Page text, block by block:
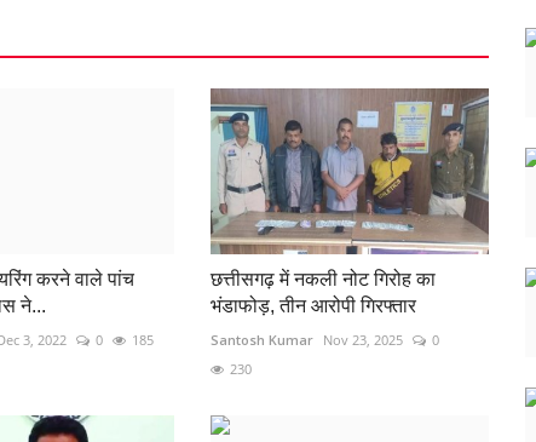
करने वाले पांच
ने...
3, 2022 0 185
छत्तीसगढ़ में नकली नोट गिरोह का
भंडाफोड़, तीन आरोपी गिरफ्तार
Santosh Kumar Nov 23, 2025
0
230